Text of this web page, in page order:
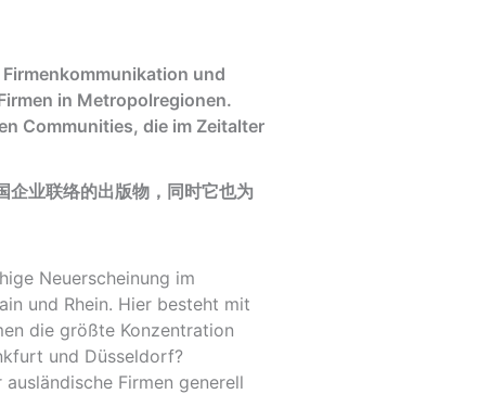
und
in Metropolregionen.
Communities, die im Zeitalter
企业联络的出版物，同时它也为
Neuerscheinung im
und Rhein. Hier besteht mit
die größte Konzentration
und Düsseldorf?
Firmen generell